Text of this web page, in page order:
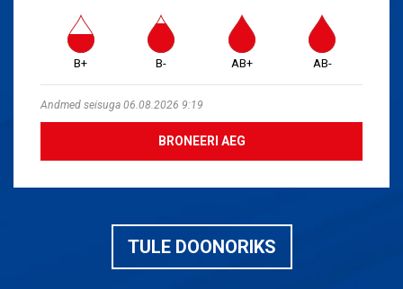
B+ B- AB+ AB-
Andmed seisuga 06.08.2026 9:19
BRONEERI AEG
TULE DOONORIKS